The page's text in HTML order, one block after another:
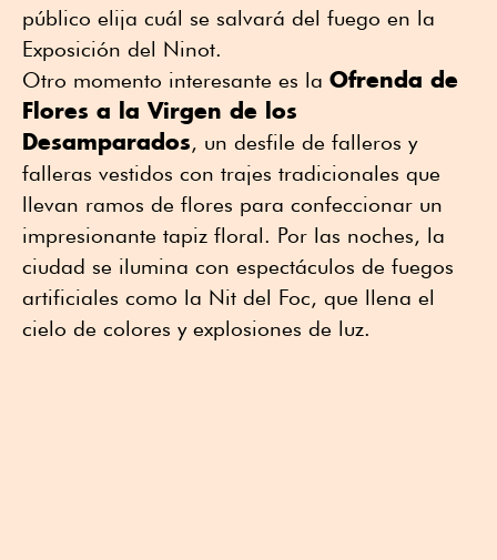
público elija cuál se salvará del fuego en la
Exposición del Ninot.
Otro momento interesante es la Ofrenda de
Flores a la Virgen de los
Desamparados, un desfile de falleros y
falleras vestidos con trajes tradicionales que
llevan ramos de flores para confeccionar un
impresionante tapiz floral. Por las noches, la
ciudad se ilumina con espectáculos de fuegos
artificiales como la Nit del Foc, que llena el
cielo de colores y explosiones de luz.